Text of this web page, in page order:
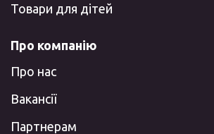
Товари для дітей
Про компанію
Про нас
Вакансії
Партнерам